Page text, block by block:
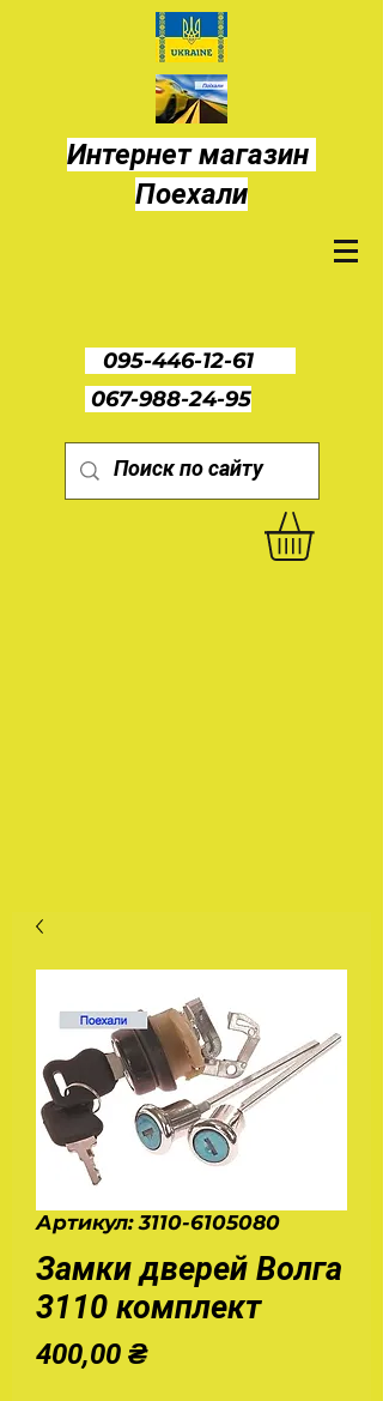
Интернет магазин
Поехали
095-446-12-61
067-988-24-95
Артикул: 3110-6105080
Замки дверей Волга
3110 комплект
400,00 ₴Цена